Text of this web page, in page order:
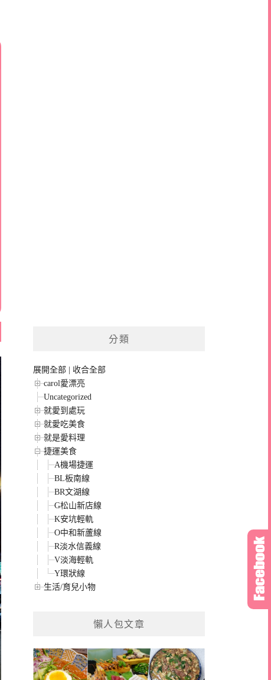
分類
展開全部 | 收合全部
carol愛漂亮
Uncategorized
就愛到處玩
就愛吃美食
就是愛料理
捷運美食
A機場捷運
BL板南線
BR文湖線
G松山新店線
K安坑輕軌
O中和新蘆線
R淡水信義線
V淡海輕軌
Y環狀線
生活/育兒小物
懶人包文章